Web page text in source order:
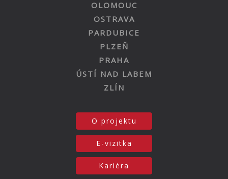
OLOMOUC
OSTRAVA
PARDUBICE
PLZEŇ
PRAHA
ÚSTÍ NAD LABEM
ZLÍN
O projektu
E-vizitka
Kariéra